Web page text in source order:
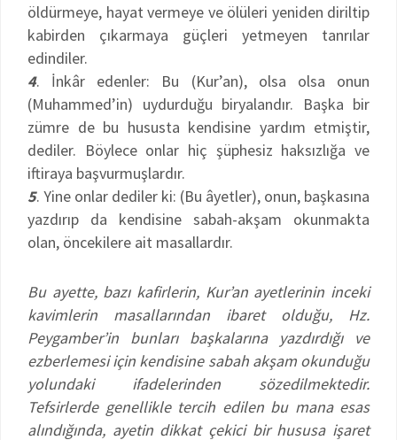
öldürmeye, hayat vermeye ve ölüleri yeniden diriltip
kabirden çıkarmaya güçleri yetmeyen tanrılar
edindiler.
4. İnkâr edenler: Bu (Kur’an), olsa olsa onun
(Muhammed’in) uydurduğu biryalandır. Başka bir
zümre de bu hususta kendisine yardım etmiştir,
dediler. Böylece onlar hiç şüphesiz haksızlığa ve
iftiraya başvurmuşlardır.
5. Yine onlar dediler ki: (Bu âyetler), onun, başkasına
yazdırıp da kendisine sabah-akşam okunmakta
olan, öncekilere ait masallardır.
Bu ayette, bazı kafirlerin, Kur’an ayetlerinin inceki
kavimlerin masallarından ibaret olduğu, Hz.
Peygamber’in bunları başkalarına yazdırdığı ve
ezberlemesi için kendisine sabah akşam okunduğu
yolundaki ifadelerinden sözedilmektedir.
Tefsirlerde genellikle tercih edilen bu mana esas
alındığında, ayetin dikkat çekici bir hususa işaret